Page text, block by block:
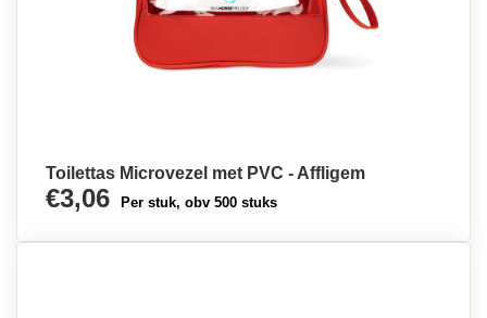
Toilettas Microvezel met PVC - Affligem
€3,06 Per stuk, obv 500 stuks